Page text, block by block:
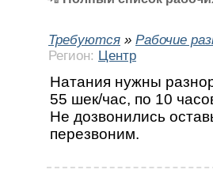
Требуются » Рабочие
Регион: Центр
Натания нужны
55 шек/час, по 10
Не дозвонились
перезвоним.